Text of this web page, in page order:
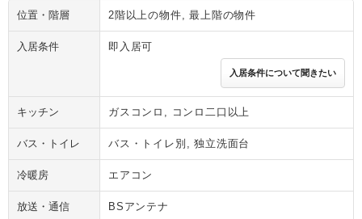
位置・階層 2階以上の物件, 最上階の物件
入居条件 即入居可
入居条件について聞きたい
キッチン ガスコンロ, コンロ二口以上
バス・トイレ バス・トイレ別, 独立洗面台
冷暖房 エアコン
放送・通信 BSアンテナ